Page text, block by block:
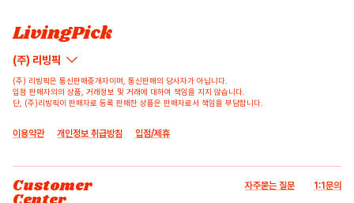
LivingPick
(주) 리빙픽
(주) 리빙픽은 통신판매중개자이며, 통신판매의 당사자가 아닙니다.
입점 판매자의의 상품, 거래정보 및 거래에 대하여 책임을 지지 않습니다.
단, (주)리빙픽이 판매자로 등록 판매한 상품은 판매자로서 책임을 부담합니다.
이용약관 개인정보 취급방침 입점/제휴
Customer 자주묻는 질문 1:1문의